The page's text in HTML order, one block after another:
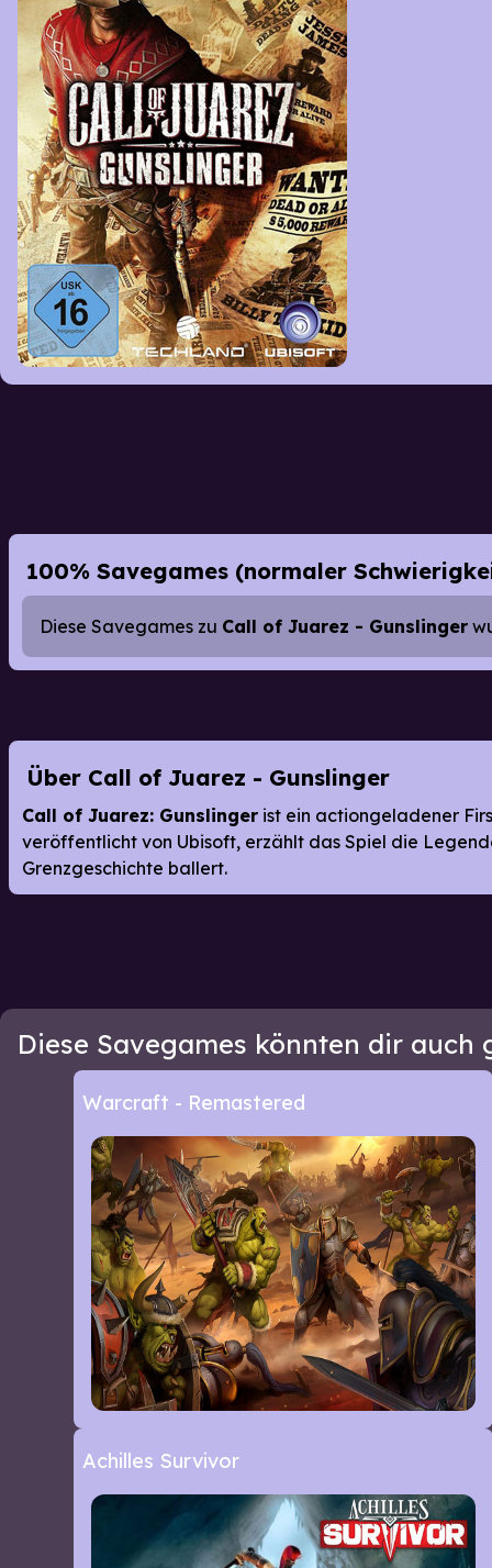
100% Savegames (normaler
Diese Savegames zu Call of Juarez - Gunslinger
Über Call of Juarez - Gunslinger
Call of Juarez: Gunslinger ist ein actiongeladener
veröffentlicht von Ubisoft, erzählt das Spiel die
Grenzgeschichte ballert.
Diese Savegames könnten dir auch
Warcraft - Remastered
Achilles Survivor